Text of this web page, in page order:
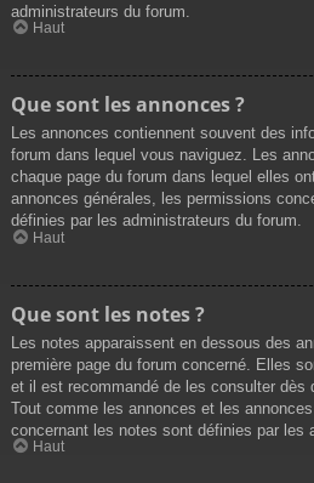
administrateurs du forum.
Haut
Que sont les annonces ?
Les annonces contiennent souvent des
forum dans lequel vous naviguez. Les
chaque page du forum dans lequel elles
annonces générales, les permissions
définies par les administrateurs du forum.
Haut
Que sont les notes ?
Les notes apparaissent en dessous des
première page du forum concerné. Elles
et il est recommandé de les consulter dès
Tout comme les annonces et les
concernant les notes sont définies par les
Haut